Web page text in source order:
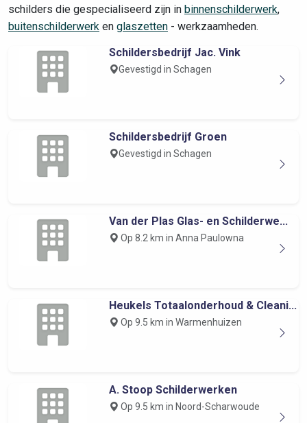
schilders die gespecialiseerd zijn in binnenschilderwerk,
buitenschilderwerk en glaszetten - werkzaamheden.
Schildersbedrijf Jac. Vink
Gevestigd in Schagen
Schildersbedrijf Groen
Gevestigd in Schagen
Van der Plas Glas- en Schilderwe...
Op 8.2 km in Anna Paulowna
Heukels Totaalonderhoud & Cleani...
Op 9.5 km in Warmenhuizen
A. Stoop Schilderwerken
Op 9.5 km in Noord-Scharwoude